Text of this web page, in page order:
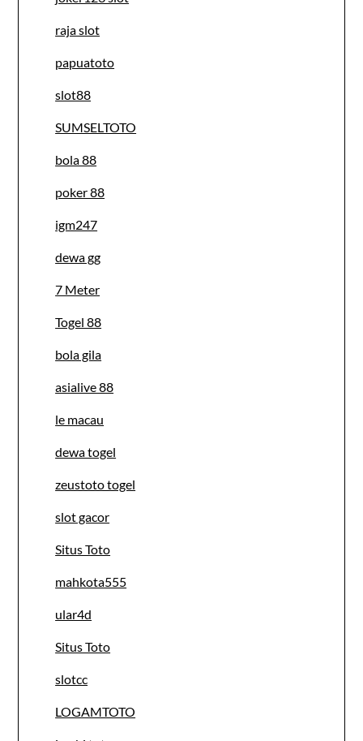
raja slot
papuatoto
slot88
SUMSELTOTO
bola 88
poker 88
igm247
dewa gg
7 Meter
Togel 88
bola gila
asialive 88
le macau
dewa togel
zeustoto togel
slot gacor
Situs Toto
mahkota555
ular4d
Situs Toto
slotcc
LOGAMTOTO